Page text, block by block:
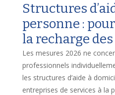
Structures
personne :
la recharge
Les mesures 2026 ne
professionnels
les structures d’aide à
entreprises de services à la